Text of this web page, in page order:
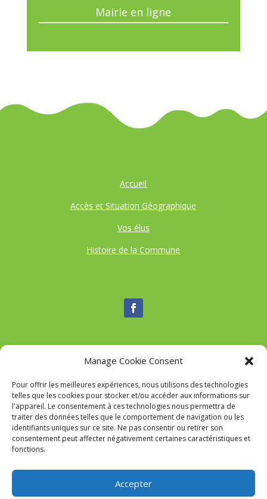
Manage Cookie Consent
Pour offrir les meilleures expériences, nous utilisons des technologies
telles que les cookies pour stocker et/ou accéder aux informations sur
l'appareil. Le consentement à ces technologies nous permettra de
traiter des données telles que le comportement de navigation ou les
identifiants uniques sur ce site. Ne pas consentir ou retirer son
consentement peut affecter négativement certaines caractéristiques et
fonctions.
Accepter
Mairie en ligne
Accueil
Accès et Situation Géographique
Vos élus
Histoire de la Commune
Nous contacter
Tél :04 95 52 84 88
Mail:commune-de-tavaco@orange.fr
Adresse :Figarella 20167 TAVACO